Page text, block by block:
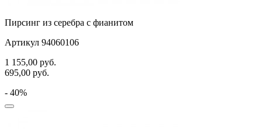
Пирсинг из серебра с фианитом
Артикул 94060106
1 155,00 руб.
695,00 руб.
- 40%